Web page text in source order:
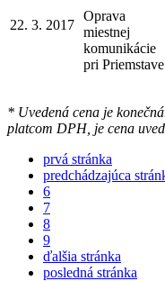
22. 3. 2017
Oprava
miestnej
komunikácie
pri Priemstave
* Uvedená cena je
platcom DPH, je cena
prvá stránka
predchádzajúca
6
7
8
9
ďalšia stránka
posledná stránka